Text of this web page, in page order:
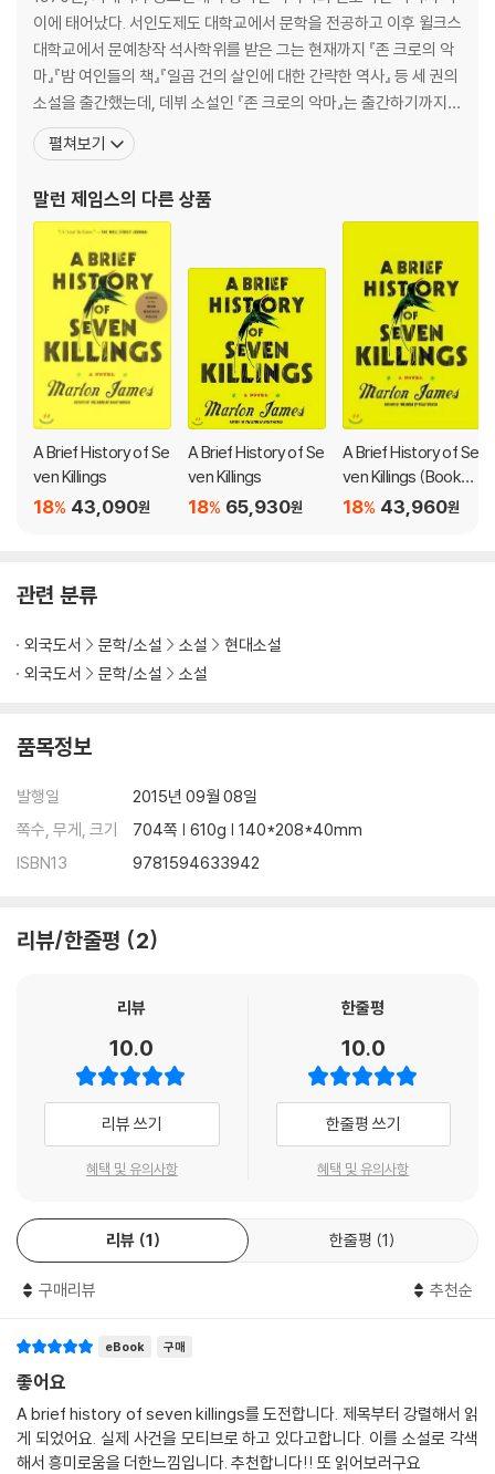
다. 그건 우리의 삶이 굴러가는 방식이고 존재하는 방식이며 있는 그대로
의 모습이다.
Shortlisted for the 2015 Man Booker Prize
A recipient of the 2015 American Book Award
One of the Top 10 Books of 2014 Michiko Kakutani, "The New
A "New York Times Book Review" Notable Book
Named a best book of the year by:
"The New York Times"
"Chicago Tribune"
"The Washington Post"
"The Boston Globe"
"Time"
"Newsweek"
"The Huffington Post"
"The Seattle Times"
"The Houston Chronicle"
"Publishers Weekly"
"BookPage"
"BuzzFeed Books"
"Salon"
"Kansas City Star"
"L Magazine
A thrilling, ambitious . . . intense ("Los Angeles Times") novelth
late 1970s.
In "A Brief History of Seven Killings," Marlon James combines
masterful storytelling with his unrivaled skill at characterizatio
n and his meticulous eye for detail to forge a novel of dazzling
On December 3, 1976, just before the Jamaican general electi
aica Concert to ease political tensions in Kingston, seven unna
ng. The attack wounded Marley, his wife, and his manager, an
d injured several others. Little was officially released about th
e gunmen, but rumors abounded regarding the assassins fate
on of that dangerous and unstable time in Jamaica s history an
d beyond. Deftly spanning decades and continents and peopl
urnalists, and even ghosts James brings to life the people wh
rack houses of 1980s New York, and who reemerged into a ra
dically altered Jamaica of the 1990s. Brilliantly inventive, "A Bri
ef History of Seven Killings" is an exhilarating ("The New York
Times") epic that s been called a tour de force ("The Wall Stre
et Journal").
이에 태어났다. 서인도제도 대학교에서 문학을 전공하고 이후 윌크스
대학교에서 문예창작 석사학위를 받은 그는 현재까지 『존 크로의 악
마』『밤 여인들의 책』『일곱 건의 살인에 대한 간략한 역사』 등 세 권의
소설을 출간했는데, 데뷔 소설인 『존 크로의 악마』는 출간하기까지
출판사에서 78번 거절당했다. (『해리포터』가 출판사에서 거절당한
횟수(12번)의 6배를 웃도는 수치다.) 말런 제임스는 사람들이 읽고
없애버린 적도 있었다 한다. 당시 글쓰기를
펼쳐보기
말런 제임스의 다른 상품
A Brief History of Se
ven Killings
43,090원
18%
A Brief History of Se
ven Killings
65,930원
18%
A Brief History of Se
ven Killings (Booker
Prize Winner)
43,960원
18%
관련 분류
외국도서 문학/소설 소설
현대소설
외국도서
문학/소설 소설
품목정보
발행일
2015년 09월 08일
쪽수, 무게, 크기
704쪽 | 610g | 140*208*40mm
ISBN13
9781594633942
리뷰/한줄평 2
리뷰
10.0
리뷰 쓰기
혜택 및 유의사항
한줄평
10.0
한줄평 쓰기
혜택 및 유의사항
리뷰 1 한줄평 1
구매리뷰 추천순
eBook 구매
좋어요
A brief history of seven killings를 도전합니다. 제목부터 강렬해서 읽
게 되었어요. 실제 사건을 모티브로 하고 있다고합니다. 이를 소설로 각색
해서 흥미로움을 더한느낌입니다. 추천합니다!! 또 읽어보러구요